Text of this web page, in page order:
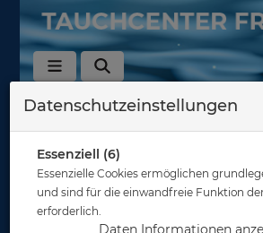
Gloves
In dieser Ansicht sind keine
Gut abgesichert?
Datenschutzeinstellungen
Essenziell (6)
Essenzielle Cookies ermöglichen
und sind für die einwandfreie Funktion
erforderlich.
Daten Informationen